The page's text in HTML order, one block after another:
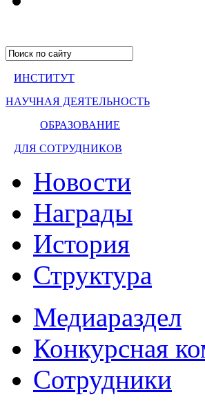
ИНСТИТУТ
НАУЧНАЯ ДЕЯТЕЛЬНОСТЬ
ОБРАЗОВАНИЕ
ДЛЯ СОТРУДНИКОВ
Новости
Награды
История
Структура
Медиараздел
Конкурсная
Сотрудники